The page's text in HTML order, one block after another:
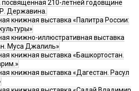
посвященная 210-летней годовщине
Державина.
книжная выставка «Палитра России:
книжно-иллюстративная выставка
Муса Джалиль»
книжная выставка «Башкортостан.
книжная выставка «Дагестан. Расул